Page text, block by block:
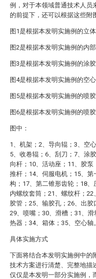
例，对于本领域普通技术人员
的前提下，还可以根据这些附
图1是根据本发明实施例的立体
图2是根据本发明实施例的内部
图3是根据本发明实施例的涂
图4是根据本发明实施例的空
图5是根据本发明实施例的喷
图6是根据本发明实施例的喷
图中：
1、机架；2、导向辊；3、空
5、收卷辊；6、刮刀；7、涂
向杆；10、活动座；11、胶
推杆；14、伺服电机；15、
构；17、第二锥形齿轮；18、
内螺纹套筒；21、螺纹杆；
胶管；25、输胶孔；26、出胶
29、喷嘴；30、滑槽；31、
热器；34、箱体；35、空心轴。
具体实施方式
下面将结合本发明实施例中的
技术方案进行清楚、完整地描
仅仅是本发明一部分实施例，